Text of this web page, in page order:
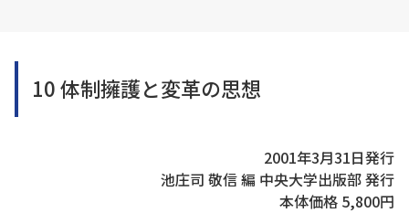
10 体制擁護と変革の思想
2001年3月31日発行
池庄司 敬信 編 中央大学出版部 発行
本体価格 5,800円